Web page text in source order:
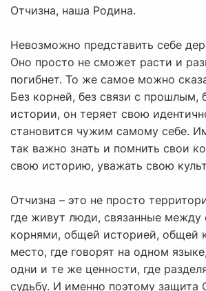
Отчизна, наша Родина.
Невозможно представить себе
Оно просто не сможет расти и
погибнет. То же самое можно
Без корней, без связи с прошлым,
истории, он теряет свою
становится чужим самому себе.
так важно знать и помнить свои
свою историю, уважать свою
Отчизна – это не просто
где живут люди, связанные
корнями, общей историей, общей
место, где говорят на одном
одни и те же ценности, где
судьбу. И именно поэтому защита